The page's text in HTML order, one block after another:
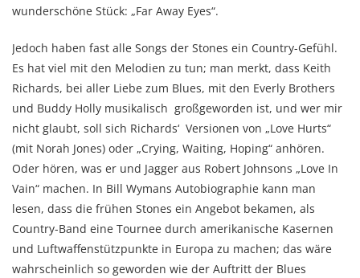
wunderschöne Stück: „Far Away Eyes“.
Jedoch haben fast alle Songs der Stones ein Country-Gefühl.
Es hat viel mit den Melodien zu tun; man merkt, dass Keith
Richards, bei aller Liebe zum Blues, mit den Everly Brothers
und Buddy Holly musikalisch großgeworden ist, und wer mir
nicht glaubt, soll sich Richards‘ Versionen von „Love Hurts“
(mit Norah Jones) oder „Crying, Waiting, Hoping“ anhören.
Oder hören, was er und Jagger aus Robert Johnsons „Love In
Vain“ machen. In Bill Wymans Autobiographie kann man
lesen, dass die frühen Stones ein Angebot bekamen, als
Country-Band eine Tournee durch amerikanische Kasernen
und Luftwaffenstützpunkte in Europa zu machen; das wäre
wahrscheinlich so geworden wie der Auftritt der Blues